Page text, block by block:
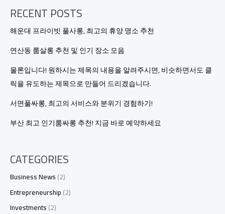
보
RECENT POSTS
해운대 프라이빗 풀사롱, 최고의 휴양 명소 추천
연산동 룸살롱 추천 및 인기 장소 모음
물론입니다! 원하시는 제목의 내용을 알려주시면, 비슷하면서도 클
릭을 유도하는 제목으로 만들어 드리겠습니다.
서면풀싸롱, 최고의 서비스와 분위기 경험하기!
부산 최고 인기룸싸롱 추천! 지금 바로 예약하세요
CATEGORIES
Business News(2)
Entrepreneurship(2)
Investments(2)